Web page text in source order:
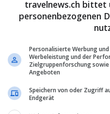
and aviation enthusiasts: the
the WEF week. Those who
and landings of the exclusive
of the airport or the area in
tours
offered during the WEF
flight operations during
is highly recommended.
travelnews.ch bittet
personenbezogenen
Personalisierte Werbung
Werbeleistung und der
Zielgruppenforschung
Angeboten
Speichern von oder Zugriff
Endgerät